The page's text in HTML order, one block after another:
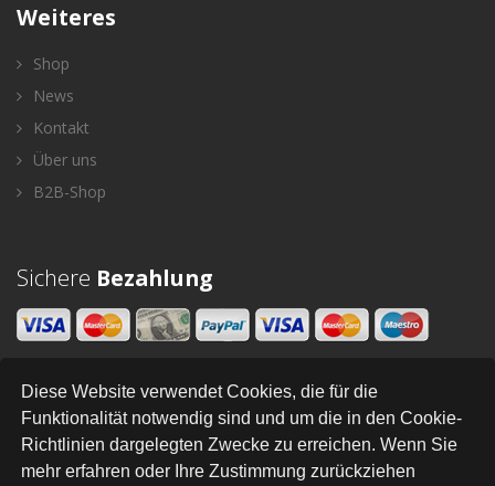
Diese Website verwendet Cookies, die für die
Funktionalität notwendig sind und um die in den Cookie-
Richtlinien dargelegten Zwecke zu erreichen. Wenn Sie
mehr erfahren oder Ihre Zustimmung zurückziehen
Weiteres
Shop
News
Kontakt
Über uns
B2B-Shop
Sichere Bezahlung
Newsletter
SENDEN